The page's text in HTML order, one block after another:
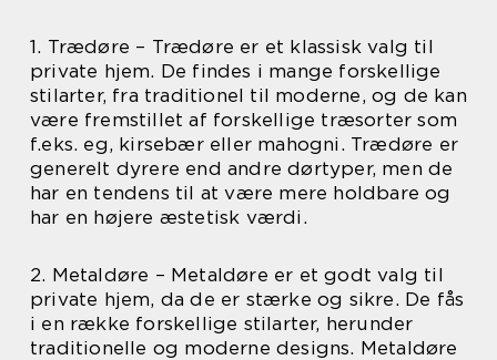
1. Trædøre – Trædøre er et klassisk valg til
private hjem. De findes i mange forskellige
stilarter, fra traditionel til moderne, og de kan
være fremstillet af forskellige træsorter som
f.eks. eg, kirsebær eller mahogni. Trædøre er
generelt dyrere end andre dørtyper, men de
har en tendens til at være mere holdbare og
har en højere æstetisk værdi.
2. Metaldøre – Metaldøre er et godt valg til
private hjem, da de er stærke og sikre. De fås
i en række forskellige stilarter, herunder
traditionelle og moderne designs. Metaldøre